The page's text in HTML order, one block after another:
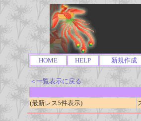
HOME HELP 新規作成
＜一覧表示に戻る
(最新レス5件表示)